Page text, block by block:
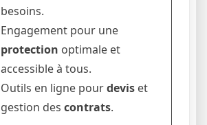
besoins.
Engagement pour une
protection optimale et
accessible à tous.
Outils en ligne pourdevis et
gestion des contrats.